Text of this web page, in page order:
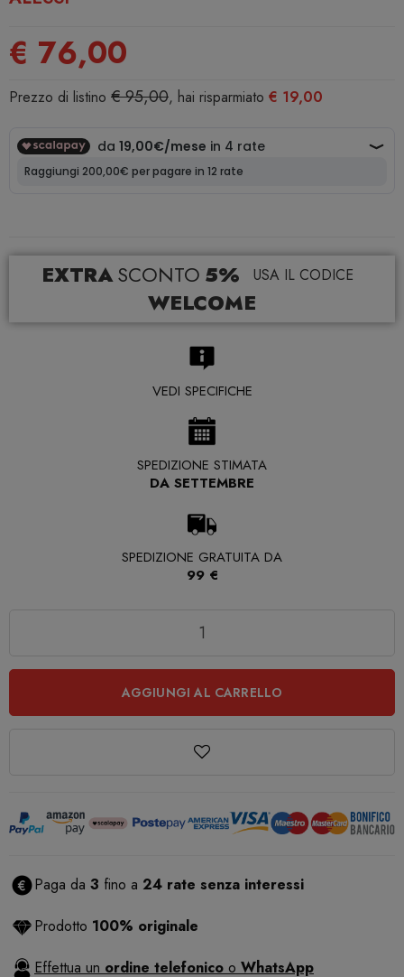
€ 76,00
Prezzo di listino € 95,00, hai risparmiato € 19,00
EXTRASCONTO 5% USA IL CODICE
WELCOME
VEDI SPECIFICHE
SPEDIZIONE STIMATA
DA SETTEMBRE
SPEDIZIONE GRATUITA DA
99 €
AGGIUNGI AL CARRELLO
Paga da 3 fino a 24 rate senza interessi
Prodotto 100% originale
Effettua un ordine telefonico o WhatsApp